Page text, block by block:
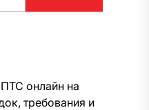
онлайн на
требования и